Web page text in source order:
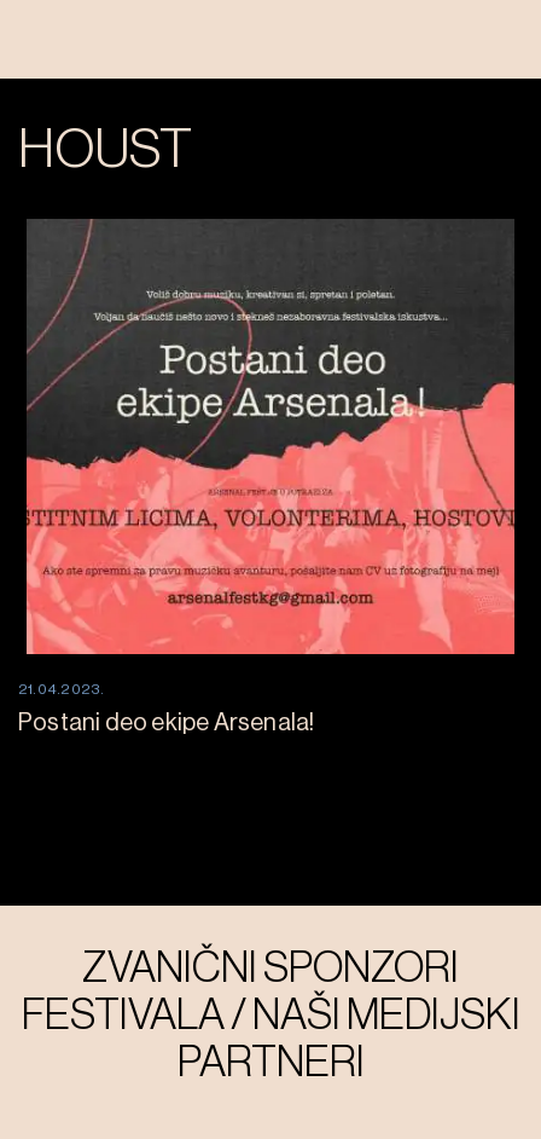
HOUST
21.04.2023.
Postani deo ekipe Arsenala!
ZVANIČNI SPONZORI
FESTIVALA / NAŠI MEDIJSKI
PARTNERI